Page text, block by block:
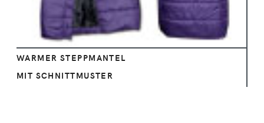
WARMER STEPPMANTEL
MIT SCHNITTMUSTER